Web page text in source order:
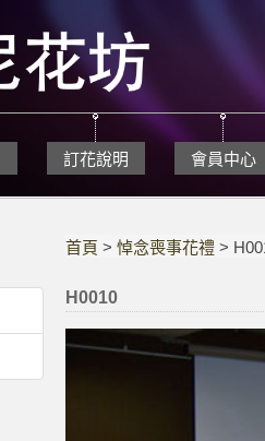
訂花說明 會員中心
首頁 >悼念喪事花禮 >
H0010